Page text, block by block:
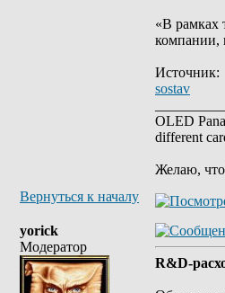
«В рамках
компании,
Источник:
sostav
OLED
different
Желаю,
Вернуться к началу
yorick
Модератор
R&D-